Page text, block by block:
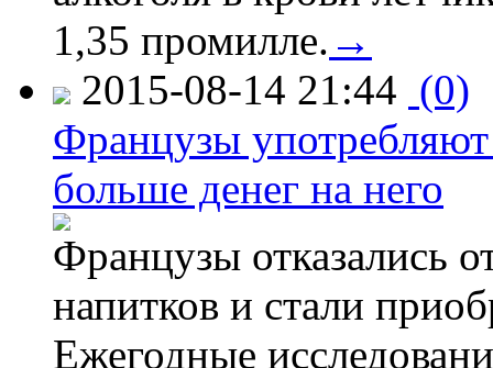
1,35 промилле. →
2015-08-14 21:44 (0)
Французы
больше денег на него
Французы отказались
напитков и стали
Ежегодные